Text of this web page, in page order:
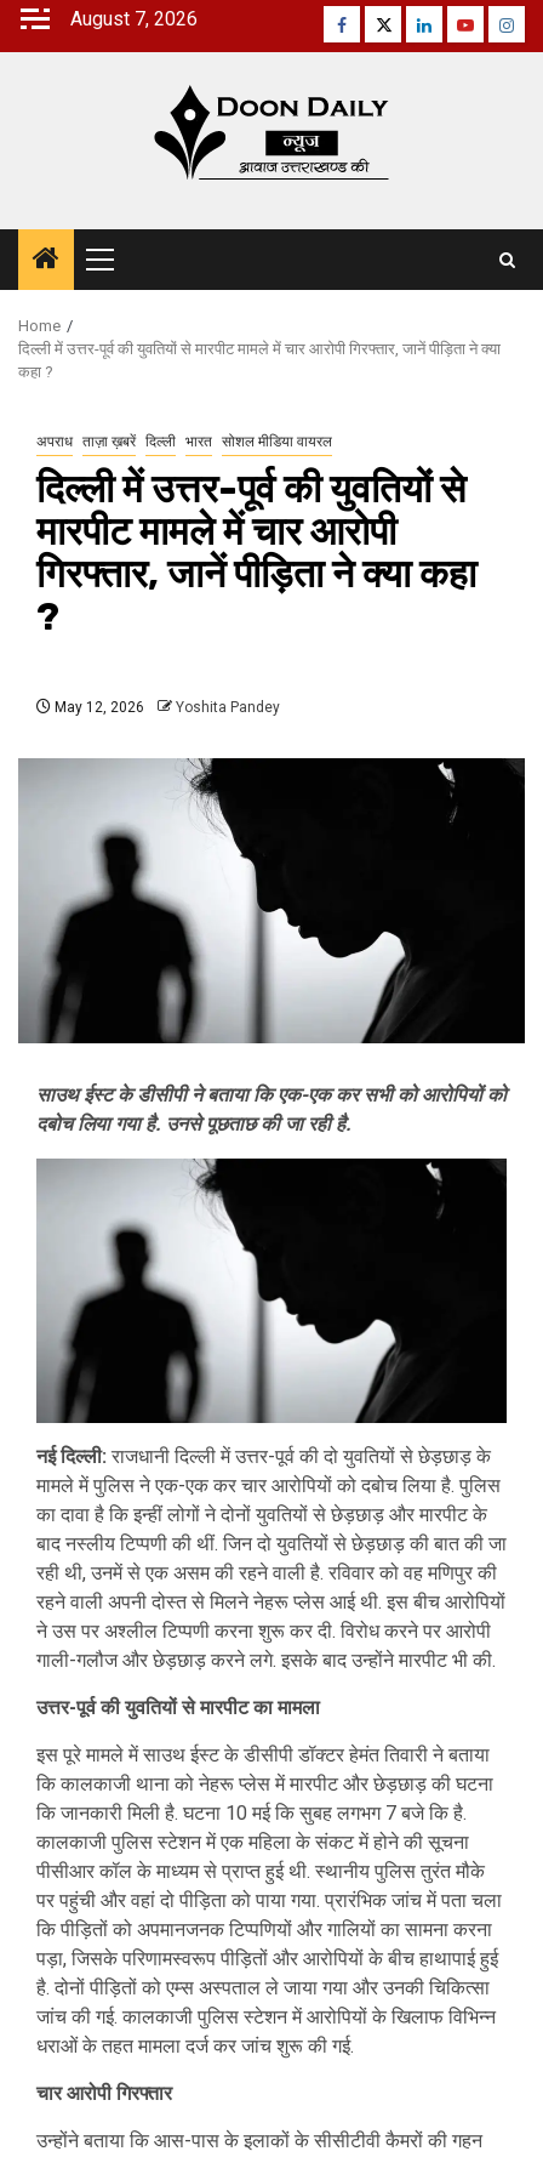
Skip
August 7, 2026 Facebook
TwitterLinkedinYoutube
Primary
Menu
Home
दिल्ली में उत्तर-पूर्व की युवतियों से मारपीट मामले में चार आरोपी गिरफ्तार, जानें पीड़िता ने क्या
कहा ?
अपराध ताज़ा ख़बरें दिल्ली भारत सोशल मीडिया वायरल
दिल्ली में उत्तर-पूर्व की युवतियों से
मारपीट मामले में चार आरोपी
गिरफ्तार, जानें पीड़िता ने क्या कहा
?
May 12, 2026 Yoshita Pandey
साउथ ईस्ट के डीसीपी ने बताया कि एक-एक कर सभी को आरोपियों को
दबोच लिया गया है. उनसे पूछताछ की जा रही है.
नई दिल्ली: राजधानी दिल्ली में उत्तर-पूर्व की दो युवतियों से छेड़छाड़ के
मामले में पुलिस ने एक-एक कर चार आरोपियों को दबोच लिया है. पुलिस
का दावा है कि इन्हीं लोगों ने दोनों युवतियों से छेड़छाड़ और मारपीट के
बाद नस्लीय टिप्पणी की थीं. जिन दो युवतियों से छेड़छाड़ की बात की जा
रही थी, उनमें से एक असम की रहने वाली है. रविवार को वह मणिपुर की
रहने वाली अपनी दोस्त से मिलने नेहरू प्लेस आई थी. इस बीच आरोपियों
ने उस पर अश्लील टिप्पणी करना शुरू कर दी. विरोध करने पर आरोपी
गाली-गलौज और छेड़छाड़ करने लगे. इसके बाद उन्होंने मारपीट भी की.
उत्तर-पूर्व की युवतियों से मारपीट का मामला
इस पूरे मामले में साउथ ईस्ट के डीसीपी डॉक्टर हेमंत तिवारी ने बताया
कि कालकाजी थाना को नेहरू प्लेस में मारपीट और छेड़छाड़ की घटना
कि जानकारी मिली है. घटना 10 मई कि सुबह लगभग 7 बजे कि है.
कालकाजी पुलिस स्टेशन में एक महिला के संकट में होने की सूचना
पीसीआर कॉल के माध्यम से प्राप्त हुई थी. स्थानीय पुलिस तुरंत मौके
पर पहुंची और वहां दो पीड़िता को पाया गया. प्रारंभिक जांच में पता चला
कि पीड़ितों को अपमानजनक टिप्पणियों और गालियों का सामना करना
पड़ा, जिसके परिणामस्वरूप पीड़ितों और आरोपियों के बीच हाथापाई हुई
है. दोनों पीड़ितों को एम्स अस्पताल ले जाया गया और उनकी चिकित्सा
जांच की गई. कालकाजी पुलिस स्टेशन में आरोपियों के खिलाफ विभिन्न
धराओं के तहत मामला दर्ज कर जांच शुरू की गई.
चार आरोपी गिरफ्तार
उन्होंने बताया कि आस-पास के इलाकों के सीसीटीवी कैमरों की गहन